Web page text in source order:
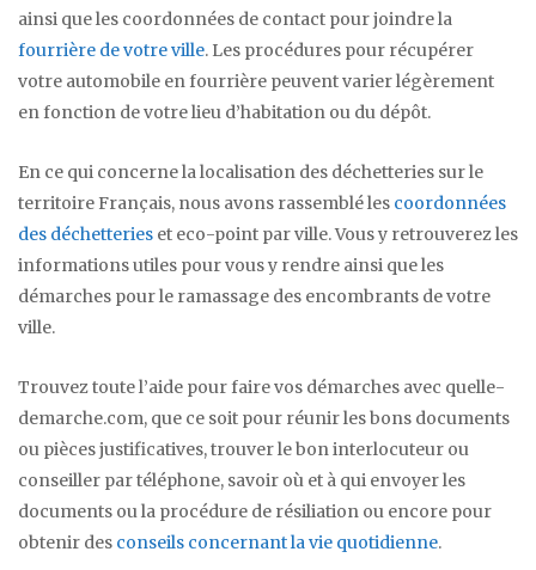
ainsi que les coordonnées de contact pour joindre la
fourrière de votre ville. Les procédures pour récupérer
votre automobile en fourrière peuvent varier légèrement
en fonction de votre lieu d’habitation ou du dépôt.
En ce qui concerne la localisation des déchetteries sur le
territoire Français, nous avons rassemblé les coordonnées
des déchetteries et eco-point par ville. Vous y retrouverez les
informations utiles pour vous y rendre ainsi que les
démarches pour le ramassage des encombrants de votre
ville.
Trouvez toute l’aide pour faire vos démarches avec quelle-
demarche.com, que ce soit pour réunir les bons documents
ou pièces justificatives, trouver le bon interlocuteur ou
conseiller par téléphone, savoir où et à qui envoyer les
documents ou la procédure de résiliation ou encore pour
obtenir des conseils concernant la vie quotidienne.